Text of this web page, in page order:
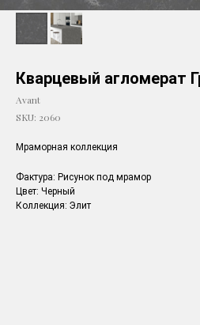
Кварцевый агломерат
Avant
SKU: 2060
Мраморная коллекция
Фактура: Рисунок под мрамор
Цвет: Черный
Коллекция: Элит